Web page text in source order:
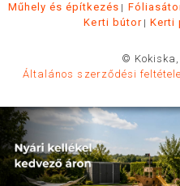
Műhely és építkezés
Kerti bútor
Kerti
©
Általános szerződési